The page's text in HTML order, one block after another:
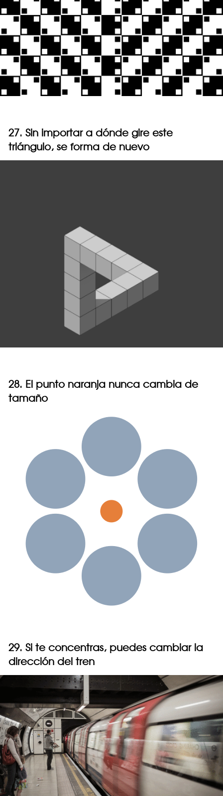
27. Sin importar a dónde gire este
triángulo, se forma de nuevo
28. El punto naranja nunca cambia de
tamaño
29. Si te concentras, puedes cambiar la
dirección del tren